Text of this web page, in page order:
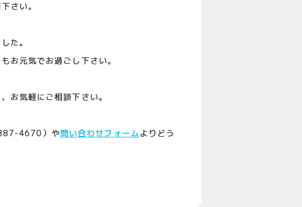
さい。
た。
お元気でお過ごし下さい。
お気軽にご相談下さい。
4670）や問い合わせフォームよりどう